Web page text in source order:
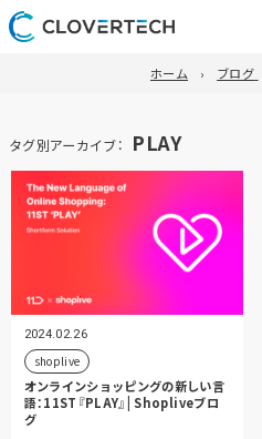
ホーム ブログ
タグ別アーカイブ： PLAY
2024.02.26
shoplive
オンラインショッピングの新しい言
語：11ST『PLAY』| Shopliveブロ
グ